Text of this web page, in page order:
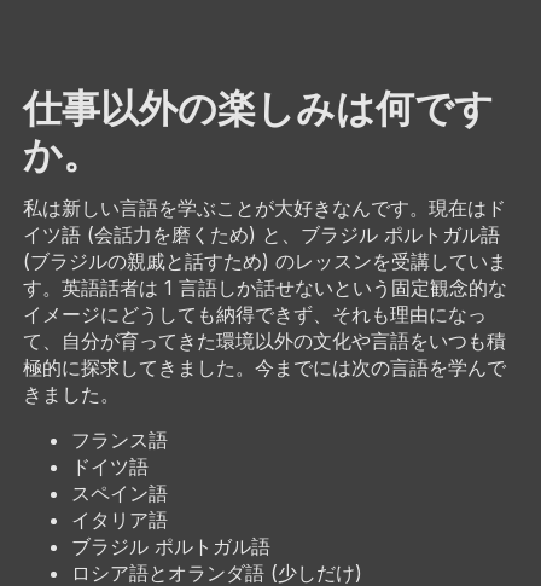
仕事以外の楽しみは何です
か。
私は新しい言語を学ぶことが大好きなんです。現在はド
イツ語 (会話力を磨くため) と、ブラジル ポルトガル語
(ブラジルの親戚と話すため) のレッスンを受講していま
す。英語話者は 1 言語しか話せないという固定観念的な
イメージにどうしても納得できず、それも理由になっ
て、自分が育ってきた環境以外の文化や言語をいつも積
極的に探求してきました。今までには次の言語を学んで
きました。
フランス語
ドイツ語
スペイン語
イタリア語
ブラジル ポルトガル語
ロシア語とオランダ語 (少しだけ)